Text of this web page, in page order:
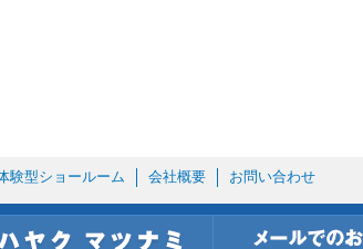
験型ショールーム 会社概要 お問い合わせ